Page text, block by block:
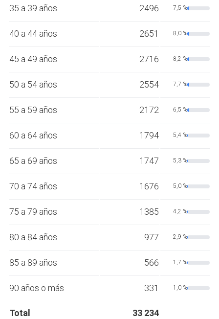
35 a 39 años 2496 7,5 %
40 a 44 años 2651 8,0 %
45 a 49 años 2716 8,2 %
50 a 54 años 2554 7,7 %
55 a 59 años 2172 6,5 %
60 a 64 años 1794 5,4 %
65 a 69 años 1747 5,3 %
70 a 74 años 1676 5,0 %
75 a 79 años 1385 4,2 %
80 a 84 años 977 2,9 %
85 a 89 años 566 1,7 %
90 años o más 331 1,0 %
Total 33 234